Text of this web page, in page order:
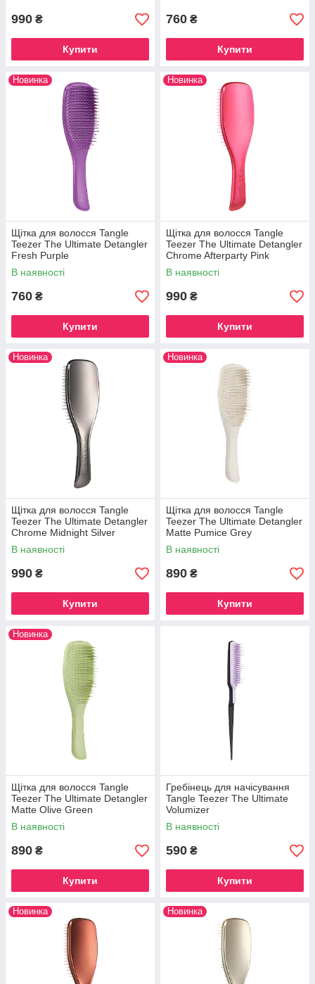
990 ₴
Купити
760 ₴
Купити
Новинка
Щітка для волосся Tangle
Teezer The Ultimate Detangler
Fresh Purple
В наявності
760 ₴
Купити
Новинка
Щітка для волосся Tangle
Teezer The Ultimate Detangler
Chrome Afterparty Pink
В наявності
990 ₴
Купити
Новинка
Щітка для волосся Tangle
Teezer The Ultimate Detangler
Chrome Midnight Silver
В наявності
990 ₴
Купити
Новинка
Щітка для волосся Tangle
Teezer The Ultimate Detangler
Matte Pumice Grey
В наявності
890 ₴
Купити
Новинка
Щітка для волосся Tangle
Teezer The Ultimate Detangler
Matte Olive Green
В наявності
890 ₴
Купити
Гребінець для начісування
Tangle Teezer The Ultimate
Volumizer
В наявності
590 ₴
Купити
Новинка Новинка